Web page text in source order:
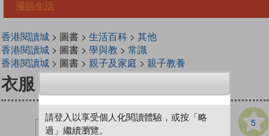
漫話生活
香港閱讀城> 圖書 > 生活百科> 其他
香港閱讀城> 圖書 > 學與教 > 常識
香港閱讀城> 圖書 > 親子及家庭 > 親子教養
衣服，怎麼穿才好呢？
5
請登入以享受個人化閱讀體驗，或按「略
過」繼續瀏覽。